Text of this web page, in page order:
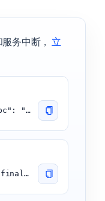
务中断， 立
curl -H 'content-type:application/json' -d '{"id": 1, "jsonrpc": "2.0", "method": "eth_blockNumber"}' 'https://arbitrum.api.onfinality.io/public'
wss://arbitrum.api.onfinality.io/public-ws